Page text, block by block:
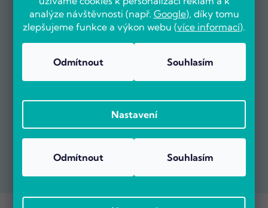
analýze návštěvnosti (např. Google), díky tomu
zlepšujeme funkce a výkon webu (více informací).
Odmítnout Souhlasím
Nastavení
Odmítnout Souhlasím